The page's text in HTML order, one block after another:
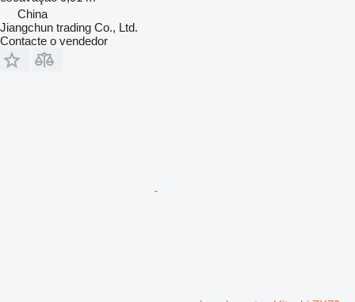
China
Jiangchun trading Co., Ltd.
Contacte o vendedor